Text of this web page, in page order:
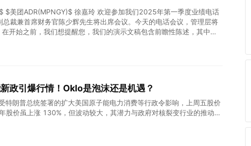
美团ADR(MPNGY)$ 徐嘉玲 欢迎参加我们2025年第一季度业绩电话
裁兼首席财务官陈少辉先生将出席会议。今天的电话会议，管理层将
开始之前，我们想提醒您，我们的演示文稿包含前瞻性陈述，其中包
示文稿还包含经审计的非国际财务报告准则 (IFRS) 财务指标，这些指
除了不断优化产品和服务、提升用户体验之外，还持续
政引爆行情！Oklo是泡沫还是机遇？
特朗普总统签署的扩大美国原子能电力消费等行政令影响，上周五股价
股价虽上涨 130%，但波动较大，其潜力与政府对核裂变行业的推动紧